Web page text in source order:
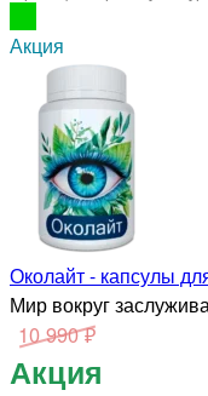
Акция
Околайт - капсулы
Мир вокруг
10 990 ₽
Акция